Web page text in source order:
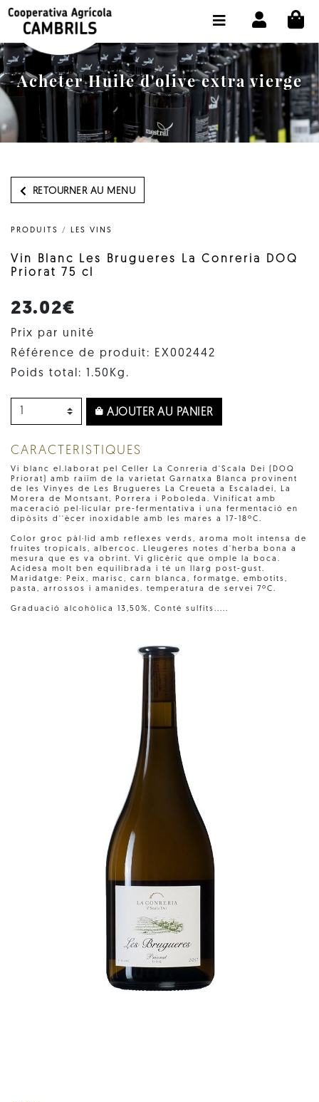
Acheter Huile d'olive extra vierge
RETOURNER AU MENU
PRODUITS / LES VINS
Vin Blanc Les Brugueres La Conreria DOQ
Priorat 75 cl
23.02€
Prix par unité
Référence de produit: EX002442
Poids total: 1.50Kg.
AJOUTER AU PANIER
CARACTERISTIQUES
Vi blanc el.laborat pel Celler La Conreria d'Scala Dei (DOQ
Priorat) amb raíïm de la varietat Garnatxa Blanca provinent
de les Vinyes de Les Brugueres La Creueta a Escaladei, La
Morera de Montsant, Porrera i Poboleda. Vinificat amb
maceració pel·licular pre-fermentativa i una fermentació en
dipòsits d''ècer inoxidable amb les mares a 17-18ºC.
Color groc pàl·lid amb reflexes verds, aroma molt intensa de
fruites tropicals, albercoc. Lleugeres notes d'herba bona a
mesura que es va obrint. Vi glicèric que omple la boca.
Acidesa molt ben equilibrada i té un llarg post-gust.
Maridatge: Peix, marisc, carn blanca, formatge, embotits,
pasta, arrossos i amanides. temperatura de servei 7ºC.
Graduació alcohòlica 13,50%, Conté sulfits.....
BOUTIQUE ACHETER EN LIGNE
LA COOPÉRATIVE
OLEOTOUR
PRODUITS
NOTRE HUILE
CHOISIR LA LANGUE: FR